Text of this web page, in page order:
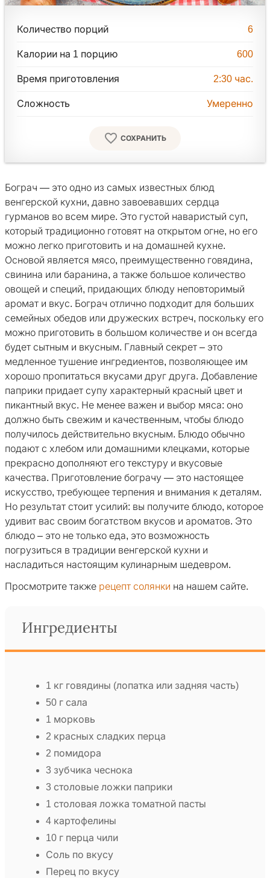
Количество порций 6
Калории на 1 порцию 600
Время приготовления 2:30 час.
Сложность Умеренно
СОХРАНИТЬ
Бограч — это одно из самых известных блюд
венгерской кухни, давно завоевавших сердца
гурманов во всем мире. Это густой наваристый суп,
который традиционно готовят на открытом огне, но его
можно легко приготовить и на домашней кухне.
Основой является мясо, преимущественно говядина,
свинина или баранина, а также большое количество
овощей и специй, придающих блюду неповторимый
аромат и вкус. Бограч отлично подходит для больших
семейных обедов или дружеских встреч, поскольку его
можно приготовить в большом количестве и он всегда
будет сытным и вкусным. Главный секрет – это
медленное тушение ингредиентов, позволяющее им
хорошо пропитаться вкусами друг друга. Добавление
паприки придает супу характерный красный цвет и
пикантный вкус. Не менее важен и выбор мяса: оно
должно быть свежим и качественным, чтобы блюдо
получилось действительно вкусным. Блюдо обычно
подают с хлебом или домашними клецками, которые
прекрасно дополняют его текстуру и вкусовые
качества. Приготовление бограчу — это настоящее
искусство, требующее терпения и внимания к деталям.
Но результат стоит усилий: вы получите блюдо, которое
удивит вас своим богатством вкусов и ароматов. Это
блюдо – это не только еда, это возможность
погрузиться в традиции венгерской кухни и
насладиться настоящим кулинарным шедевром.
Просмотрите также рецепт солянки на нашем сайте.
Ингредиенты
1 кг говядины (лопатка или задняя часть)
50 г сала
1 морковь
2 красных сладких перца
2 помидора
3 зубчика чеснока
3 столовые ложки паприки
1 столовая ложка томатной пасты
4 картофелины
10 г перца чили
Соль по вкусу
Перец по вкусу